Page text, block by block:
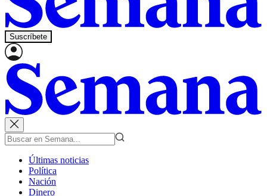
Suscríbete
Últimas noticias
Política
Nación
Dinero